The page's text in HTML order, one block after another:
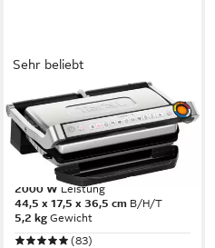
Sehr beliebt
TEFAL
Kontaktgrill OptiGrill + XL,
erneuerte Kochstufenanzeige,
9 automatische Programme
2000 W Leistung
44,5 x 17,5 x 36,5 cm B/H/T
5,2 kg Gewicht
(83)